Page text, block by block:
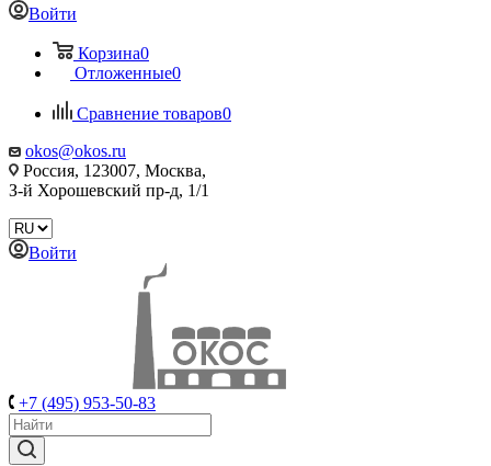
Войти
Корзина0
Отложенные0
Сравнение товаров0
okos@okos.ru
Россия, 123007, Москва,
З-й Хорошевский пр-д, 1/1
Войти
+7 (495) 953-50-83